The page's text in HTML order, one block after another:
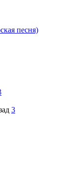
песня)
3